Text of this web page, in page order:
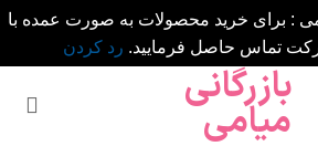
: برای خرید محصولات به صورت عمده با
تماس حاصل فرمایید. رد کردن